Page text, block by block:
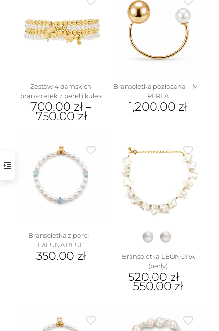
Zestaw 4 damskich
bransoletek z pereł i kulek
700.00 zł –
750.00 zł
ma
wiele
wariantów.
można
wybrać
na
Bransoletka pozłacana – M –
PERLA
1,200.00 zł
Bransoletka z pereł –
LALUNA BLUE
350.00 zł
Bransoletka LEONORA
(perły)
520.00 zł –
550.00 zł
ma
wiele